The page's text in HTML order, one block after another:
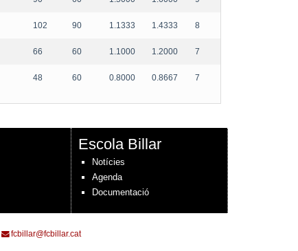
102 90 1.1333 1.4333 8
66 60 1.1000 1.2000 7
48 60 0.8000 0.8667 7
Escola Billar
Notícies
Agenda
Documentació
fcbillar@fcbillar.cat